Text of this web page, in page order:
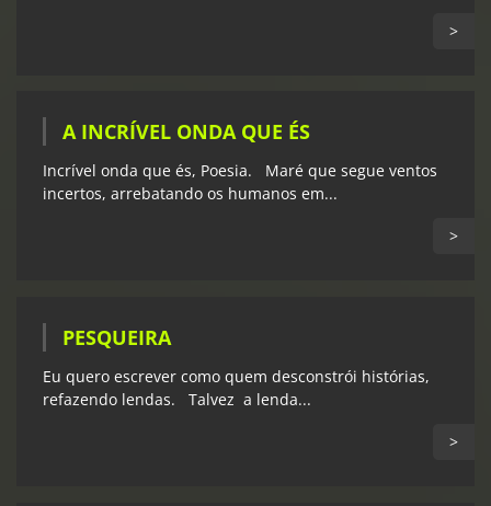
>
A INCRÍVEL ONDA QUE ÉS
Incrível onda que és, Poesia. Maré que segue ventos
incertos, arrebatando os humanos em...
>
PESQUEIRA
Eu quero escrever como quem desconstrói histórias,
refazendo lendas. Talvez a lenda...
>